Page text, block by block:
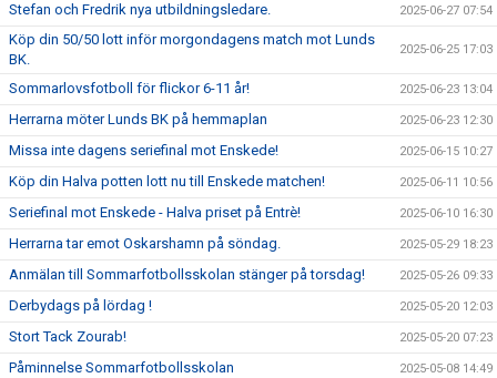
Stefan och Fredrik nya utbildningsledare. 2025-06-27 07:54
Köp din 50/50 lott inför morgondagens match mot Lunds
BK.
2025-06-25 17:03
Sommarlovsfotboll för flickor 6-11 år! 2025-06-23 13:04
Herrarna möter Lunds BK på hemmaplan 2025-06-23 12:30
Missa inte dagens seriefinal mot Enskede! 2025-06-15 10:27
Köp din Halva potten lott nu till Enskede matchen! 2025-06-11 10:56
Seriefinal mot Enskede - Halva priset på Entrè! 2025-06-10 16:30
Herrarna tar emot Oskarshamn på söndag. 2025-05-29 18:23
Anmälan till Sommarfotbollsskolan stänger på torsdag! 2025-05-26 09:33
Derbydags på lördag ! 2025-05-20 12:03
Stort Tack Zourab! 2025-05-20 07:23
Påminnelse Sommarfotbollsskolan 2025-05-08 14:49